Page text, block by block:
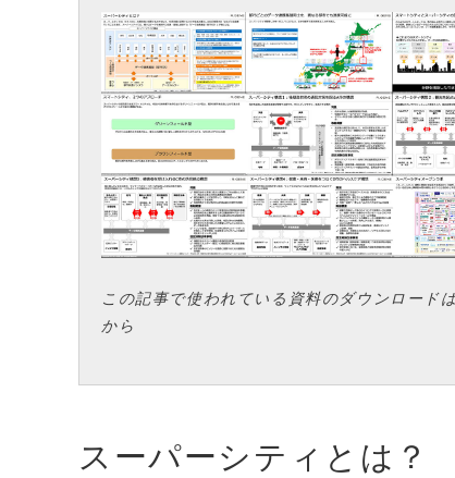
この記事で使われている資料のダウンロードは
から
スーパーシティとは？